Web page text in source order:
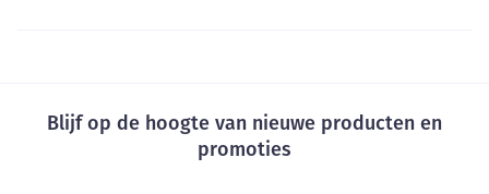
Blijf op de hoogte van nieuwe producten en
promoties